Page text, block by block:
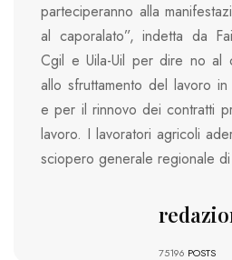
parteciperanno alla
al caporalato”, indetta da
Cgil e Uila-Uil per dire no al
allo sfruttamento del lavoro in
e per il rinnovo dei contratti
lavoro. I lavoratori agricoli
sciopero generale regionale
75196 POSTS